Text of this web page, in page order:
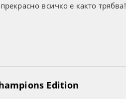
всичко е както трябва!
Edition